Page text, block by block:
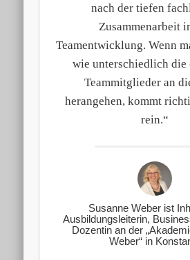
nach der tiefen
Zusammenarbeit
Teamentwicklung. Wenn
wie unterschiedlich die
Teammitglieder an
herangehen, kommt
rein.“
Susanne Weber ist
Ausbildungsleiterin,
Dozentin an der
Weber“ in